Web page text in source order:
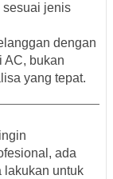
sesuai jenis
dengan
AC, bukan
yang tepat.
ada
lakukan untuk